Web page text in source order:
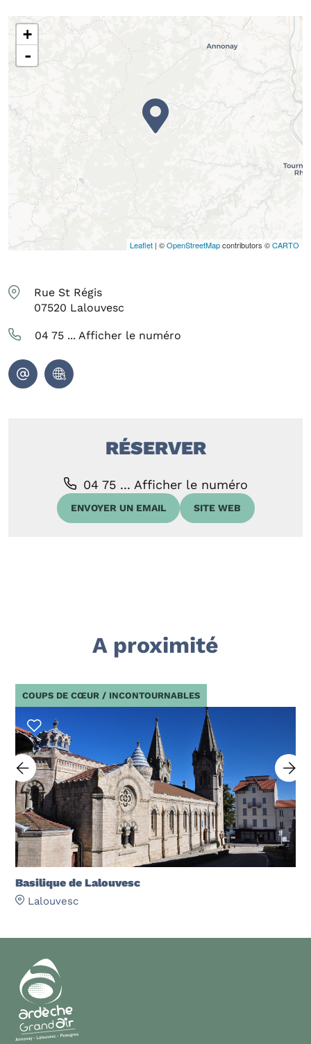
+
-
Leaflet | ©OpenStreetMapcontributors ©CARTO
Rue St Régis
07520 Lalouvesc
04 75 ... Afficher le numéro
RÉSERVER
04 75 ... Afficher le numéro
ENVOYER UN EMAIL SITE WEB
A proximité
Basilique de Lalouvesc
Lalouvesc
COUPS DE CŒUR / INCONTOURNABLES